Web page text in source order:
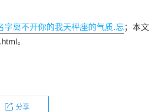
离不开你的我天枰座的气质.忘 ；本文
。
分享